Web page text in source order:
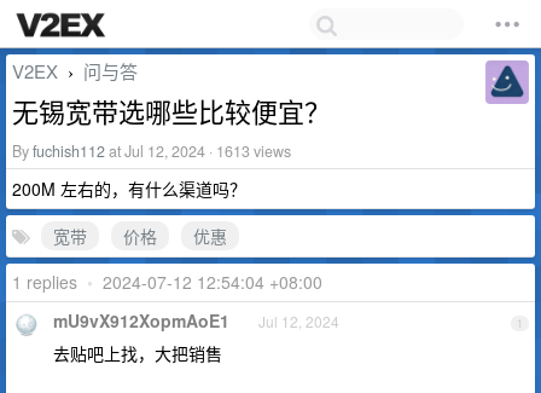
V2EX › 问与答
无锡宽带选哪些比较便宜？
Byfuchish112at Jul 12, 2024 · 1613 views
200M 左右的，有什么渠道吗？
宽带
价格
优惠
1 replies • 2024-07-12 12:54:04 +08:00
1
mU9vX912XopmAoE1 Jul 12, 2024
去贴吧上找，大把销售